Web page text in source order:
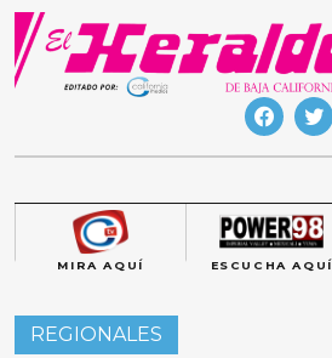
Skip
content
MIRA AQUÍ ESCUCHA AQUÍ
REGIONALES